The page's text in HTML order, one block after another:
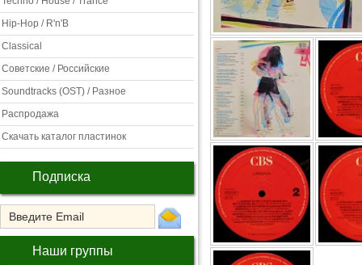
Hip-Hop / R'n'B
Classical
Советские / Российские
Soundtracks (OST) / Разное
Распродажа
Скачать каталог пластинок
Подписка
Наши группы